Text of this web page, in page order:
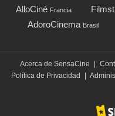
AlloCiné Francia
AdoroCinema Brasil
Acerca de SensaCine |
Política de Privacidad
|